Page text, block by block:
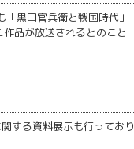
黒田官兵衛と戦国時代」
品が放送されるとのこと
する資料展示も行っており